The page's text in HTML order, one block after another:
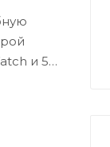
и 5